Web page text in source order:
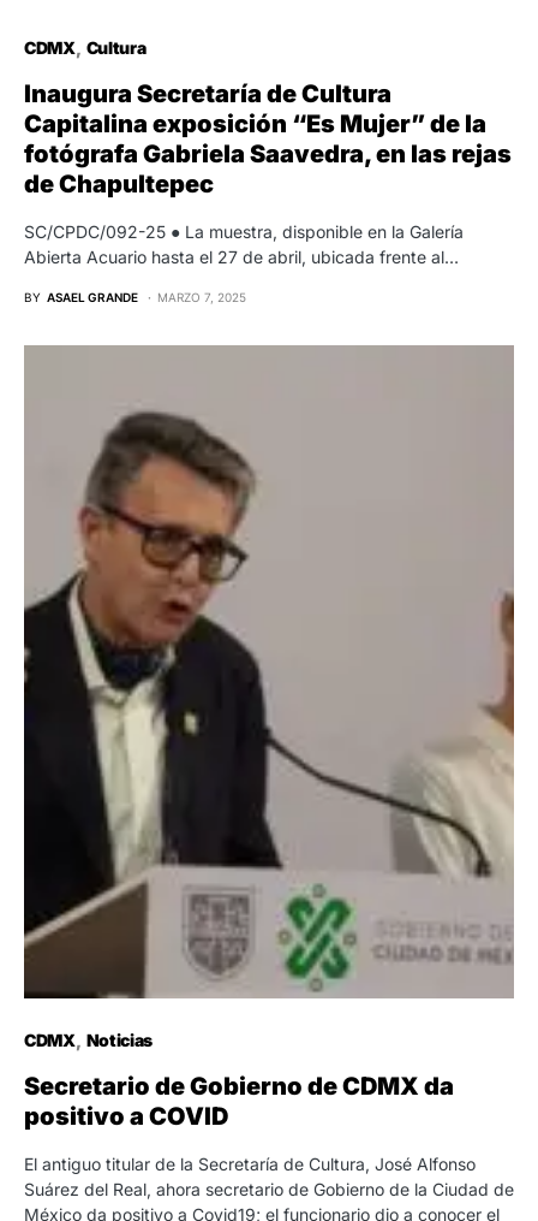
CDMX Cultura
Inaugura Secretaría de Cultura
Capitalina exposición “Es Mujer” de la
fotógrafa Gabriela Saavedra, en las rejas
de Chapultepec
SC/CPDC/092-25 ● La muestra, disponible en la Galería
Abierta Acuario hasta el 27 de abril, ubicada frente al…
BY ASAEL GRANDE MARZO 7, 2025
CDMX Noticias
Secretario de Gobierno de CDMX da
positivo a COVID
El antiguo titular de la Secretaría de Cultura, José Alfonso
Suárez del Real, ahora secretario de Gobierno de la Ciudad de
México da positivo a Covid19; el funcionario dio a conocer el